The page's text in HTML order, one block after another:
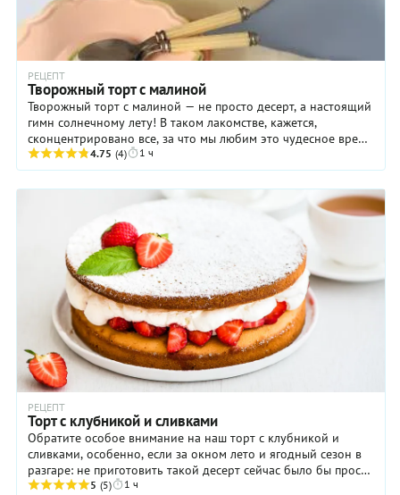
РЕЦЕПТ
Творожный торт с малиной
Творожный торт с малиной — не просто десерт, а настоящий
гимн солнечному лету! В таком лакомстве, кажется,
сконцентрировано все, за что мы любим это чудесное время
года: нежность цветового решения, ...
4.75 (4) 1 ч
РЕЦЕПТ
Торт с клубникой и сливками
Обратите особое внимание на наш торт с клубникой и
сливками, особенно, если за окном лето и ягодный сезон в
разгаре: не приготовить такой десерт сейчас было бы просто
непростительной ошибкой. Тем ...
5 (5) 1 ч